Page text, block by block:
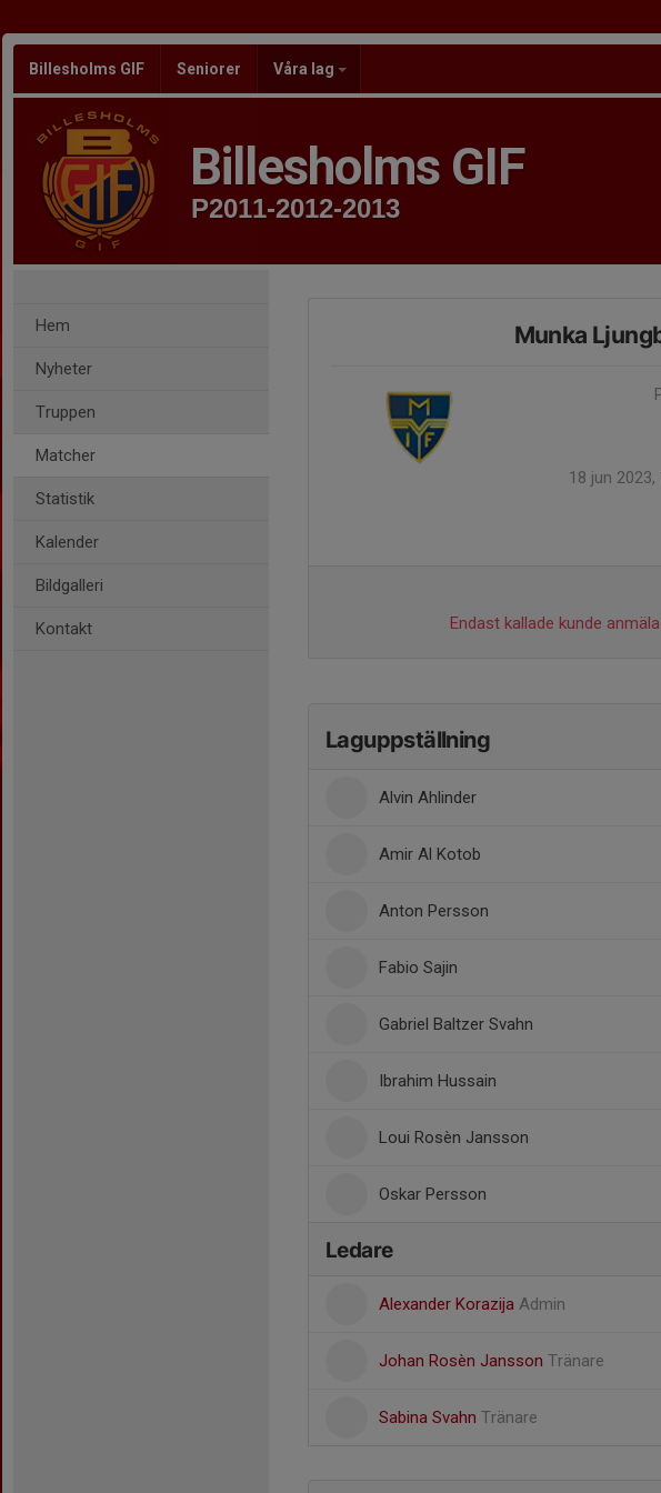
Billesholms GIF Seniorer Våra lag
Billesholms GIF
P2011-2012-2013
Hem
Nyheter
Truppen
Matcher
Statistik
Kalender
Bildgalleri
Kontakt
Munka
18 jun
Endast kallade kunde
Laguppställning
Alvin Ahlinder
Amir Al Kotob
Anton Persson
Fabio Sajin
Gabriel Baltzer Svahn
Ibrahim Hussain
Loui Rosèn Jansson
Oskar Persson
Ledare
Alexander Korazija Admin
Johan Rosèn Jansson Tränare
Sabina Svahn Tränare